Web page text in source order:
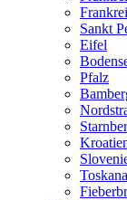
Sankt
Eifel
Pfalz
Toskana